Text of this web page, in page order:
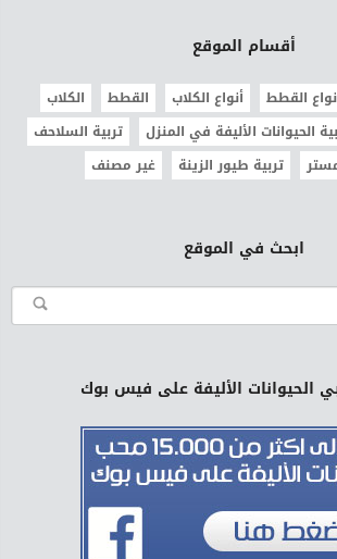
أقسام الموقع
القطط أنواع الكلاب القطط
الكلاب
الحيوانات الأليفة في المنزل
تربية السلاحف
تربية طيور الزينة غير مصنف
ابحث في الموقع
الحيوانات الأليفة على فيس بوك